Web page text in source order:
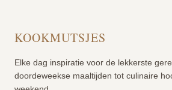
KOOKMUTSJES
Elke dag inspiratie voor de lekkerste
doordeweekse maaltijden tot culinaire